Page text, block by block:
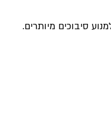
סיבוכים מיותרים.